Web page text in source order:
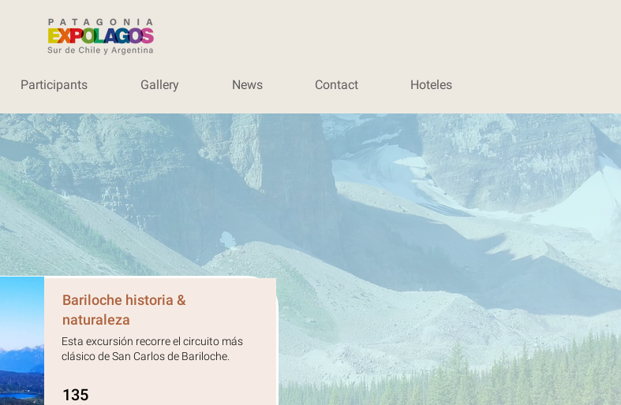
Participants Gallery News Contact Hoteles
Bariloche historia &
naturaleza
Esta excursión recorre el circuito más
clásico de San Carlos de Bariloche.
135